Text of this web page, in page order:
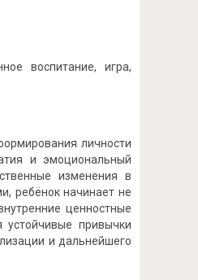
воспитание, игра,
личности
и эмоциональный
изменения в
ребёнок начинает не
ценностные
устойчивые привычки
и дальнейшего